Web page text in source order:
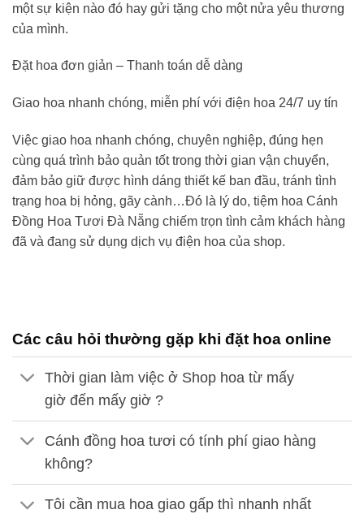
một sự kiện nào đó hay gửi tặng cho một nửa yêu thương
của mình.
Đặt hoa đơn giản – Thanh toán dễ dàng
Giao hoa nhanh chóng, miễn phí với điện hoa 24/7 uy tín
Việc giao hoa nhanh chóng, chuyên nghiệp, đúng hẹn
cùng quá trình bảo quản tốt trong thời gian vận chuyển,
đảm bảo giữ được hình dáng thiết kế ban đầu, tránh tình
trạng hoa bị hỏng, gãy cành…Đó là lý do, tiệm hoa Cánh
Đồng Hoa Tươi Đà Nẵng chiếm trọn tình cảm khách hàng
đã và đang sử dụng dịch vụ điện hoa của shop.
Các câu hỏi thường gặp khi đặt hoa online
Thời gian làm việc ở Shop hoa từ mấy
giờ đến mấy giờ ?
Cánh đồng hoa tươi có tính phí giao hàng
không?
Tôi cần mua hoa giao gấp thì nhanh nhất